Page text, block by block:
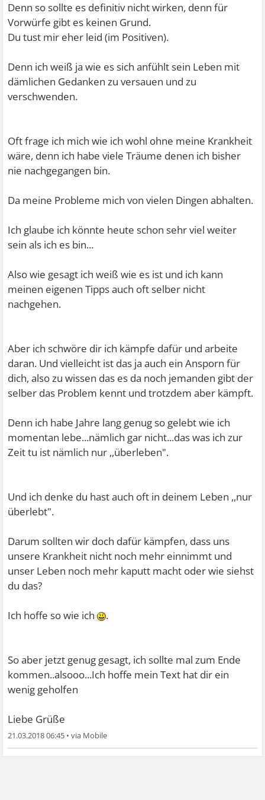
Denn so sollte es definitiv nicht wirken, denn für
Vorwürfe gibt es keinen Grund.
Du tust mir eher leid (im Positiven).
Denn ich weiß ja wie es sich anfühlt sein Leben mit
dämlichen Gedanken zu versauen und zu
verschwenden.
Oft frage ich mich wie ich wohl ohne meine Krankheit
wäre, denn ich habe viele Träume denen ich bisher
nie nachgegangen bin.
Da meine Probleme mich von vielen Dingen abhalten.
Ich glaube ich könnte heute schon sehr viel weiter
sein als ich es bin...
Also wie gesagt ich weiß wie es ist und ich kann
meinen eigenen Tipps auch oft selber nicht
nachgehen.
Aber ich schwöre dir ich kämpfe dafür und arbeite
daran. Und vielleicht ist das ja auch ein Ansporn für
dich, also zu wissen das es da noch jemanden gibt der
selber das Problem kennt und trotzdem aber kämpft.
Denn ich habe Jahre lang genug so gelebt wie ich
momentan lebe...nämlich gar nicht...das was ich zur
Zeit tu ist nämlich nur ,,überleben".
Und ich denke du hast auch oft in deinem Leben ,,nur
überlebt".
Darum sollten wir doch dafür kämpfen, dass uns
unsere Krankheit nicht noch mehr einnimmt und
unser Leben noch mehr kaputt macht oder wie siehst
du das?
Ich hoffe so wie ich .
So aber jetzt genug gesagt, ich sollte mal zum Ende
kommen..alsooo...Ich hoffe mein Text hat dir ein
wenig geholfen
Liebe Grüße
21.03.2018 06:45 •